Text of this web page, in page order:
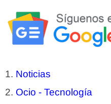
Noticias
Ocio - Tecnología